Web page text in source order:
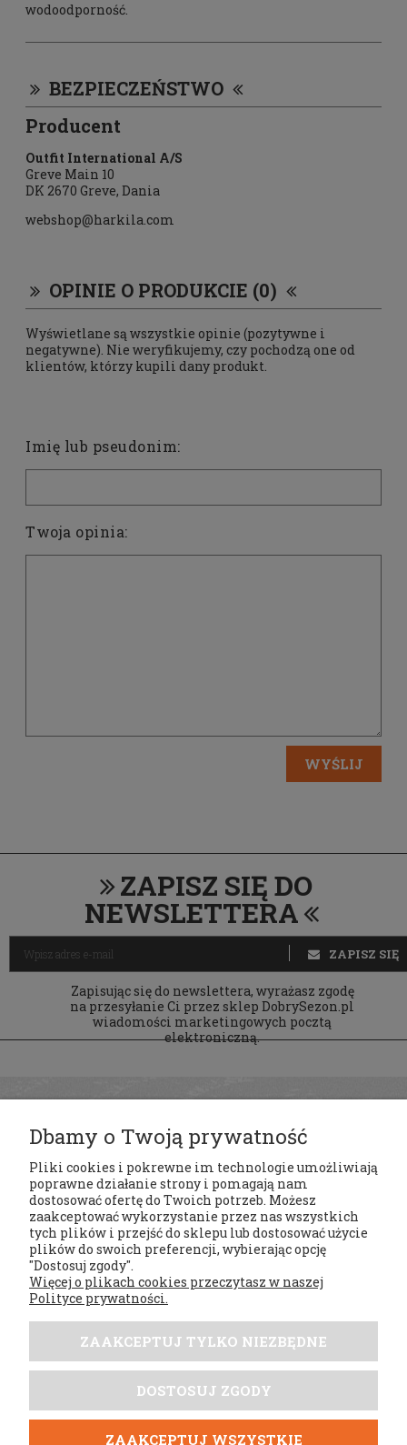
wodoodporność.
BEZPIECZEŃSTWO
Producent
Outfit International A/S
Greve Main 10
DK 2670 Greve, Dania
webshop@harkila.com
OPINIE O PRODUKCIE (0)
Wyświetlane są wszystkie opinie (pozytywne i
negatywne). Nie weryfikujemy, czy pochodzą one od
klientów, którzy kupili dany produkt.
Imię lub pseudonim:
Twoja opinia:
WYŚLIJ
ZAPISZ SIĘ DO
NEWSLETTERA
Zapisując się do newslettera, wyrażasz zgodę
na przesyłanie Ci przez sklep DobrySezon.pl
wiadomości marketingowych pocztą
elektroniczną.
ZAPISZ SIĘ
Regulaminy
Moje konto
Tabele rozmiarów
DobrySezon.pl
Dbamy o Twoją prywatność
Pliki cookies i pokrewne im technologie umożliwiają
poprawne działanie strony i pomagają nam
dostosować ofertę do Twoich potrzeb. Możesz
zaakceptować wykorzystanie przez nas wszystkich
tych plików i przejść do sklepu lub dostosować użycie
plików do swoich preferencji, wybierając opcję
"Dostosuj zgody".
Więcej o plikach cookies przeczytasz w naszej
Polityce prywatności.
ZAAKCEPTUJ TYLKO NIEZBĘDNE
DOSTOSUJ ZGODY
ZAAKCEPTUJ WSZYSTKIE